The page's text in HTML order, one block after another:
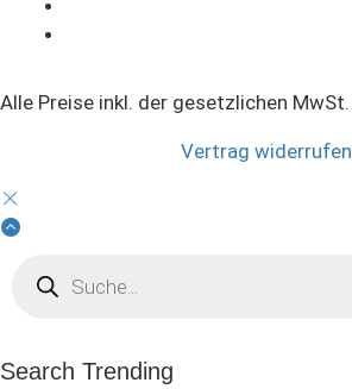
Alle Preise inkl. der gesetzlichen MwSt.
Vertrag widerrufen
search
Search Trending